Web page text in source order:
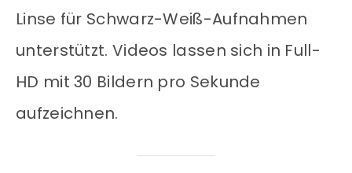
Linse für Schwarz-Weiß-Aufnahmen
unterstützt. Videos lassen sich in Full-
HD mit 30 Bildern pro Sekunde
aufzeichnen.